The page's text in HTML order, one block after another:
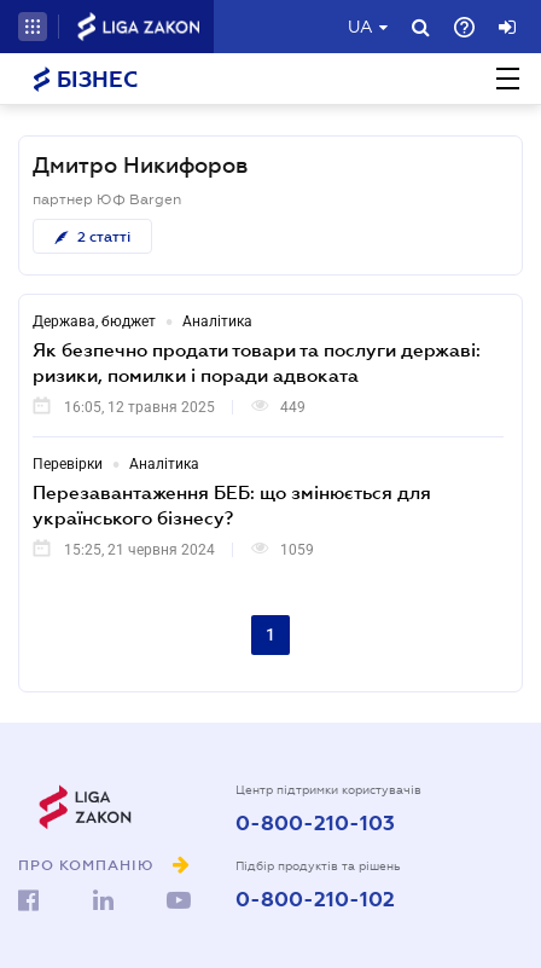
UA
БІЗНЕС
Дмитро Никифоров
партнер ЮФ Bargen
2 статті
Держава, бюджет • Аналітика
Як безпечно продати товари та послуги державі:
ризики, помилки і поради адвоката
16:05, 12 травня 2025 449
Перевірки • Аналітика
Перезавантаження БЕБ: що змінюється для
українського бізнесу?
15:25, 21 червня 2024 1059
1
ПРО КОМПАНІЮ
Центр підтримки користувачів
0-800-210-103
Підбір продуктів та рішень
0-800-210-102